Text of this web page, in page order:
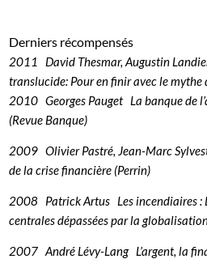
Derniers récompensés
2011 David Thesmar, Augustin
translucide: Pour en finir avec le mythe
2010 Georges Pauget La banque de
(Revue Banque)
2009 Olivier Pastré, Jean-Marc
de la crise financière (Perrin)
2008 Patrick Artus Les incendiaires :
centrales dépassées par la
2007 André Lévy-Lang L’argent, la